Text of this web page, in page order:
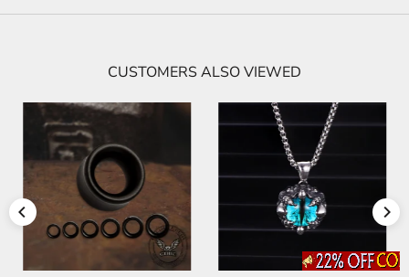
CUSTOMERS ALSO VIEWED